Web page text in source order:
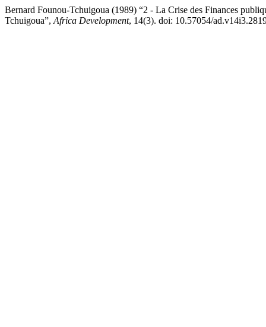
Bernard Founou-Tchuigoua (1989) “2 - La Crise des Finances
Tchuigoua”, Africa Development, 14(3). doi: 10.57054/